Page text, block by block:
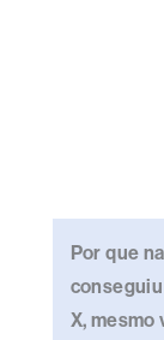
Por que
X, mesmo